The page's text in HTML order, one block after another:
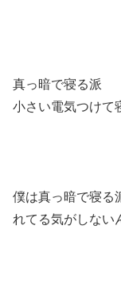
真っ暗で寝る派
小さい電気つけて
僕は真っ暗で寝る
れてる気がしない